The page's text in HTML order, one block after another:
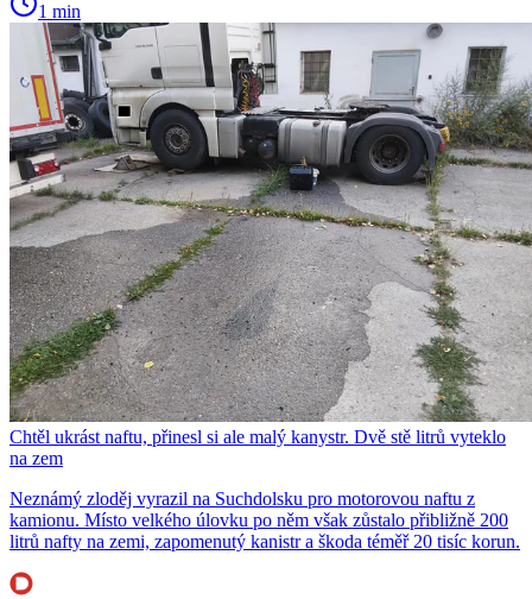
1 min
Chtěl ukrást naftu, přinesl si ale malý kanystr. Dvě stě litrů vyteklo
na zem
Neznámý zloděj vyrazil na Suchdolsku pro motorovou naftu z
kamionu. Místo velkého úlovku po něm však zůstalo přibližně 200
litrů nafty na zemi, zapomenutý kanistr a škoda téměř 20 tisíc korun.